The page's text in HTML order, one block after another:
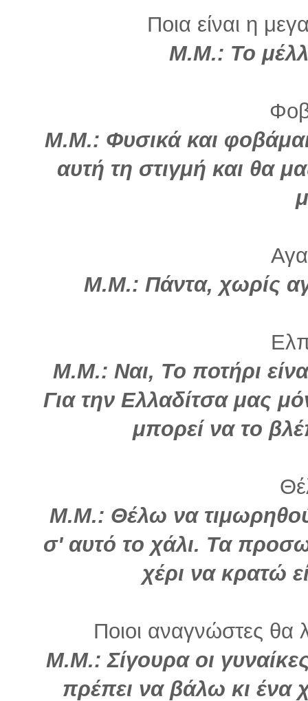
Ποια είναι η
Μ.Μ.: Το
Μ.Μ.: Φυσικά και
αυτή τη στιγμή και θα
Μ.Μ.: Πάντα, χωρίς
Μ.Μ.: Ναι, Το ποτήρι
Για την Ελλαδίτσα μας
μπορεί να το
Μ.Μ.: Θέλω να
σ' αυτό το χάλι. Τα
χέρι να κρατώ
Ποιοι αναγνώστες θα
Μ.Μ.:Σίγουρα οι
πρέπει να βάλω κι ένα